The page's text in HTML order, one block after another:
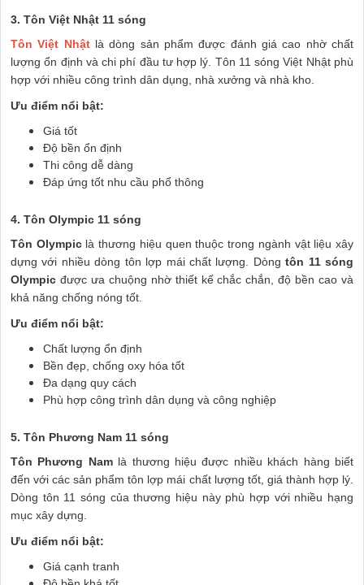
3. Tôn Việt Nhật 11 sóng
Tôn Việt Nhậtlà dòng sản phẩm được đánh giá cao nhờ chất
lượng ổn định và chi phí đầu tư hợp lý. Tôn 11 sóng Việt Nhật phù
hợp với nhiều công trình dân dụng, nhà xưởng và nhà kho.
Ưu điểm nổi bật:
Giá tốt
Độ bền ổn định
Thi công dễ dàng
Đáp ứng tốt nhu cầu phổ thông
4. Tôn Olympic 11 sóng
Tôn Olympiclà thương hiệu quen thuộc trong ngành vật liệu xây
dựng với nhiều dòng tôn lợp mái chất lượng. Dòngtôn 11 sóng
Olympic được ưa chuộng nhờ thiết kế chắc chắn, độ bền cao và
khả năng chống nóng tốt.
Ưu điểm nổi bật:
Chất lượng ổn định
Bền đẹp, chống oxy hóa tốt
Đa dạng quy cách
Phù hợp công trình dân dụng và công nghiệp
5. Tôn Phương Nam 11 sóng
Tôn Phương Namlà thương hiệu được nhiều khách hàng biết
đến với các sản phẩm tôn lợp mái chất lượng tốt, giá thành hợp lý.
Dòng tôn 11 sóng của thương hiệu này phù hợp với nhiều hạng
mục xây dựng.
Ưu điểm nổi bật:
Giá cạnh tranh